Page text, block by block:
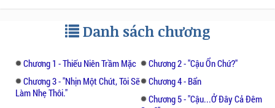
Vì cái gì cô lại trọng sinh vào ngày hôm sau,
Thời Ôn thống khổ ôm lấy đầu.
Danh sách chương
Chương 1 - Thiếu Niên Trầm Mặc
Chương 2 - "cậu Ổn Chứ?"
Chương 3 - "nhịn Một Chút, Tôi Sẽ
Làm Nhẹ Thôi."
Chương 4 - Bẩn
Chương 5 - "cậu...ở Đây Cả Đêm